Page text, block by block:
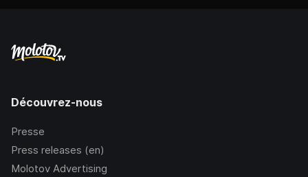
Découvrez-nous
Presse
Press releases (en)
Molotov Advertising